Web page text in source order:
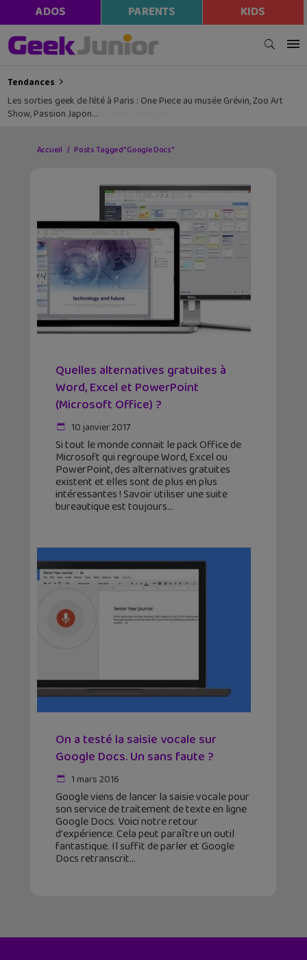
ADOS PARENTS KIDS
Tendances
Les sorties geek de l’été à Paris : One Piece au musée Grévin, Zoo Art
Show, Passion Japon…
Accueil Posts Tagged "Google Docs"
Quelles alternatives gratuites à
Word, Excel et PowerPoint
(Microsoft Office) ?
10 janvier 2017
Si tout le monde connait le pack Office de
Microsoft qui regroupe Word, Excel ou
PowerPoint, des alternatives gratuites
existent et elles sont de plus en plus
intéressantes ! Savoir utiliser une suite
bureautique est toujours
On a testé la saisie vocale sur
Google Docs. Un sans faute ?
1 mars 2016
Google viens de lancer la saisie vocale pour
son service de traitement de texte en ligne
Google Docs. Voici notre retour
d'expérience. Cela peut paraître un outil
fantastique. Il suffit de parler et Google
Docs retranscrit